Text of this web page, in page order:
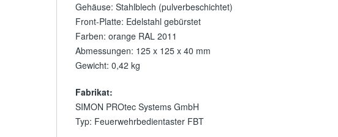
Gehäuse: Stahlblech (pulverbeschichtet)
Front-Platte: Edelstahl gebürstet
Farben: orange RAL 2011
Abmessungen: 125 x 125 x 40 mm
Gewicht: 0,42 kg
Fabrikat:
SIMON PROtec Systems GmbH
Typ: Feuerwehrbedientaster FBT